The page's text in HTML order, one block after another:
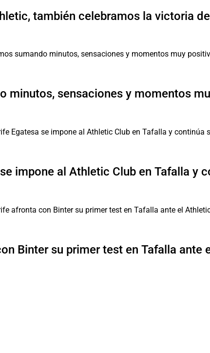
también celebramos la victoria
minutos, sensaciones y momentos
impone al Athletic Club en Tafalla y
Binter su primer test en Tafalla ante